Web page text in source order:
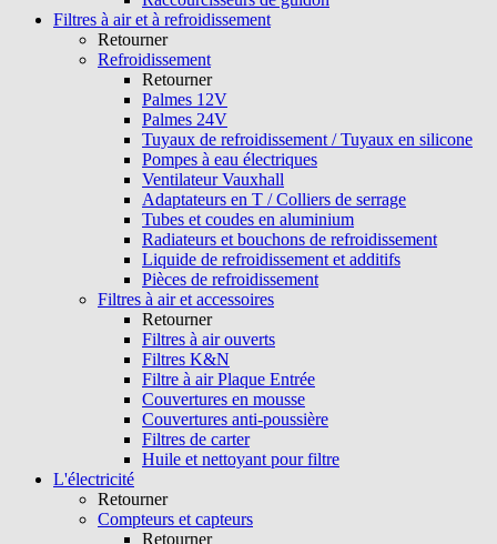
Filtres à air et à refroidissement
Retourner
Refroidissement
Retourner
Palmes 12V
Palmes 24V
Tuyaux de refroidissement / Tuyaux en silicone
Pompes à eau électriques
Ventilateur Vauxhall
Adaptateurs en T / Colliers de serrage
Tubes et coudes en aluminium
Radiateurs et bouchons de refroidissement
Liquide de refroidissement et additifs
Pièces de refroidissement
Filtres à air et accessoires
Retourner
Filtres à air ouverts
Filtres K&N
Filtre à air Plaque Entrée
Couvertures en mousse
Couvertures anti-poussière
Filtres de carter
Huile et nettoyant pour filtre
L'électricité
Retourner
Compteurs et capteurs
Retourner